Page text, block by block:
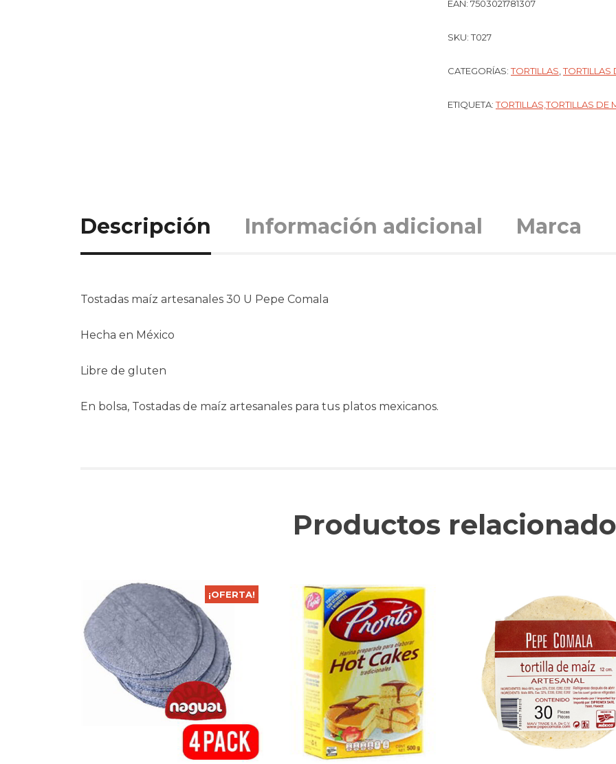
EAN: 7503021781307
SKU:T027
CATEGORÍAS:TORTILLAS,TORTILLAS
ETIQUETA:TORTILLAS,TORTILLAS DE
Descripción Información adicional Marca
Tostadas maíz artesanales 30 U Pepe Comala
Hecha en México
Libre de gluten
En bolsa, Tostadas de maíz artesanales para tus platos mexicanos.
Productos
¡OFERTA!